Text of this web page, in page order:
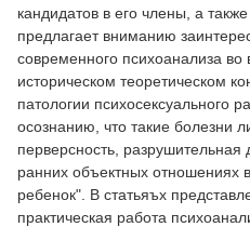
кандидатов в его члены, а
предлагает вниманию
современного психоанализа во
историческом теоретическом
патологии психосексуального
осознанию, что такие болезни
перверсность, разрушительная
ранних объектных отношениях
ребенок". В статьяъх
практическая работа